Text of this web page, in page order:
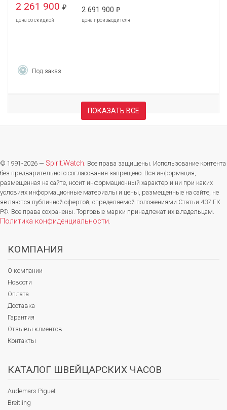
2 261 900 ₽
цена со скидкой
2 691 900 ₽
цена производителя
Под заказ
ПОКАЗАТЬ ВСЕ
© 1991-2026 — Spirit.Watch. Все права защищены. Использование контента
без предварительного согласования запрещено. Вся информация,
размещенная на сайте, носит информационный характер и ни при каких
условиях информационные материалы и цены, размещенные на сайте, не
являются публичной офертой, определяемой положениями Статьи 437 ГК
РФ. Все права сохранены. Торговые марки принадлежат их владельцам.
Политика конфиденциальности.
КОМПАНИЯ
О компании
Новости
Оплата
Доставка
Гарантия
Отзывы клиентов
Контакты
КАТАЛОГ ШВЕЙЦАРСКИХ ЧАСОВ
Audemars Piguet
Breitling